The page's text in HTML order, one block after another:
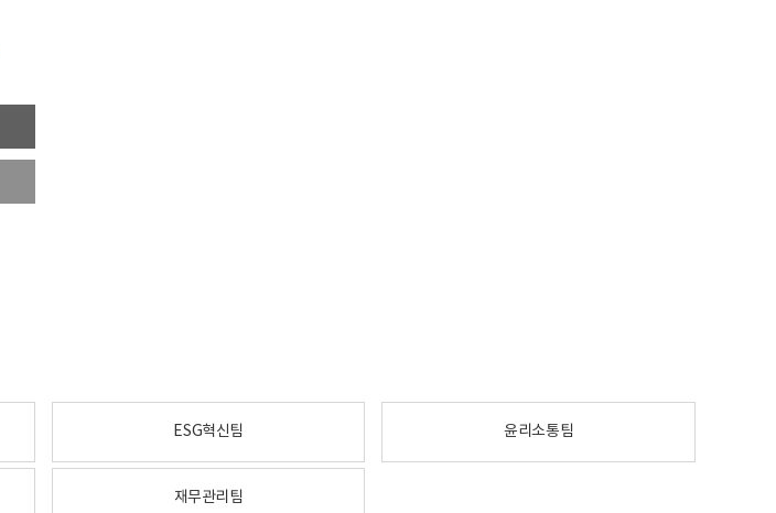
ESG혁신팀 윤리소통팀
재무관리팀